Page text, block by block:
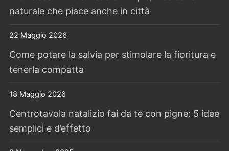
naturale che piace anche in città
22 Maggio 2026
Come potare la salvia per stimolare la fioritura e
tenerla compatta
18 Maggio 2026
Centrotavola natalizio fai da te con pigne: 5 idee
semplici e d’effetto